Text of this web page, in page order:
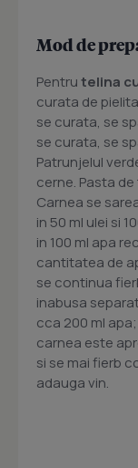
Mod de
Pentrutelina
curata de
se curata, se
se curata, se
Patrunjelul
cerne. Pasta
Carnea se
in 50 ml ulei si
in 100 ml apa
cantitatea de
se continua
inabusa
cca 200 ml
carnea este
si se mai fierb
adauga vin.